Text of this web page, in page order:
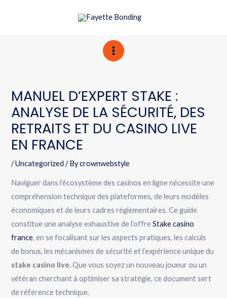
MANUEL D’EXPERT STAKE :
ANALYSE DE LA SÉCURITÉ, DES
RETRAITS ET DU CASINO LIVE
EN FRANCE
/Uncategorized / Bycrownwebstyle
Naviguer dans l’écosystème des casinos en ligne nécessite une
compréhension technique des plateformes, de leurs modèles
économiques et de leurs cadres réglementaires. Ce guide
constitue une analyse exhaustive de l’offreStake casino
france, en se focalisant sur les aspects pratiques, les calculs
de bonus, les mécanismes de sécurité et l’expérience unique du
stake casino live. Que vous soyez un nouveau joueur ou un
vétéran cherchant à optimiser sa stratégie, ce document sert
de référence technique.
24/7 Bail Agents are ready to help